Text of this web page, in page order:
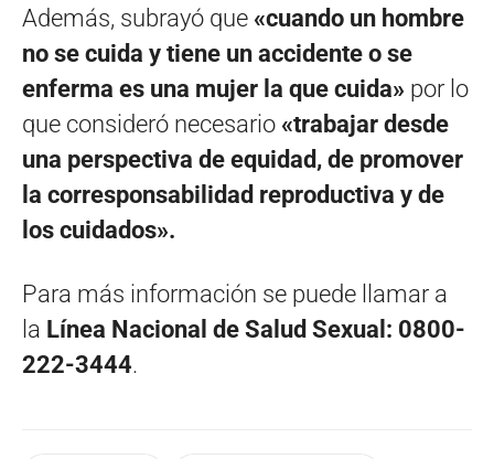
Además, subrayó que «cuando un hombre
no se cuida y tiene un accidente o se
enferma es una mujer la que cuida» por lo
que consideró necesario «trabajar desde
una perspectiva de equidad, de promover
la corresponsabilidad reproductiva y de
los cuidados».
Para más información se puede llamar a
la Línea Nacional de Salud Sexual: 0800-
222-3444.